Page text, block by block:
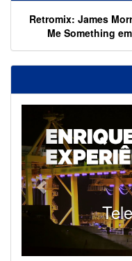
Retromix: James
Me Something